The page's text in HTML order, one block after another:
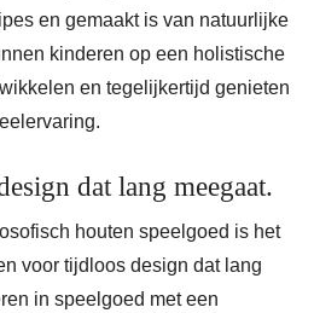
en gemaakt is van natuurlijke
kinderen op een holistische
en tegelijkertijd genieten
dat lang meegaat.
houten speelgoed is het
voor tijdloos design dat lang
in speelgoed met een